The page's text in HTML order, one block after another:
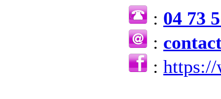
: 04 73
:
: